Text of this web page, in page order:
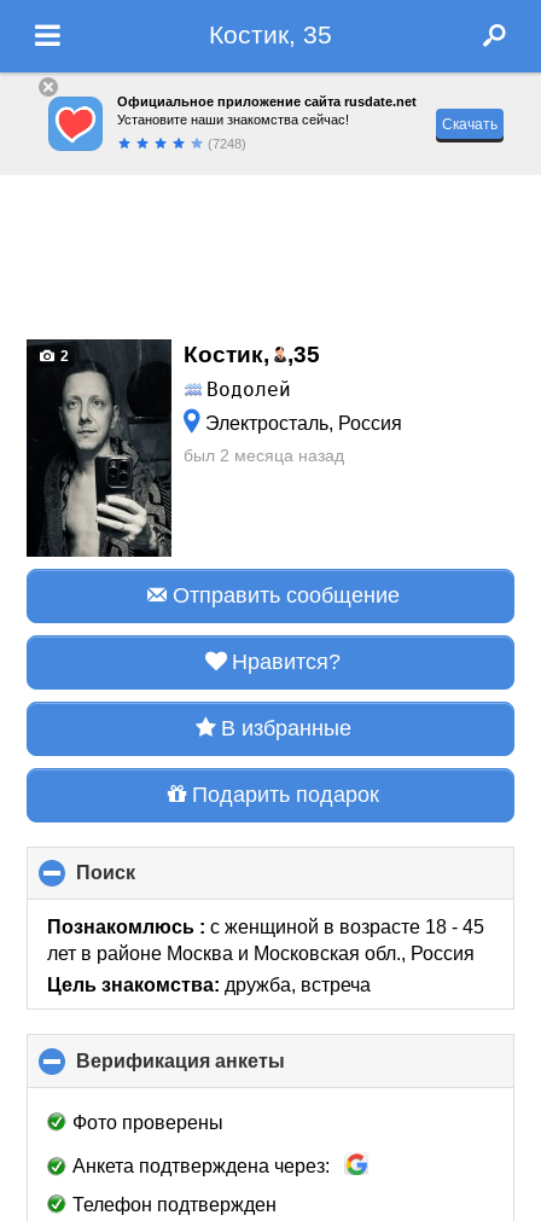
Костик, 35
Официальное приложение сайта rusdate.net
Установите наши знакомства сейчас!
(7248)
Скачать
2 Костик, ,35
Водолей
Электросталь, Россия
был 2 месяца назад
Отправить сообщение
Нравится?
В избранные
Подарить подарок
Поиск
to
collapse
contents
Познакомлюсь :с женщиной в возрасте 18 - 45
лет в районе Москва и Московская обл., Россия
Цель знакомства: дружба, встреча
Верификация анкеты
to
Фото проверены
Анкета подтверждена через:
Телефон подтвержден